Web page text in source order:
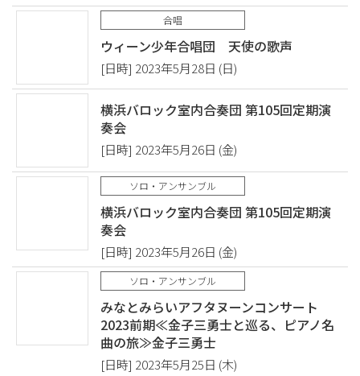
合唱
ウィーン少年合唱団 天使の歌声
[日時] 2023年5月28日 (日)
横浜バロック室内合奏団 第105回定期演
奏会
[日時] 2023年5月26日 (金)
ソロ・アンサンブル
横浜バロック室内合奏団 第105回定期演
奏会
[日時] 2023年5月26日 (金)
ソロ・アンサンブル
みなとみらいアフタヌーンコンサート
2023前期≪金子三勇士と巡る、ピアノ名
曲の旅≫金子三勇士
[日時] 2023年5月25日 (木)